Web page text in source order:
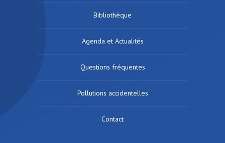
Bibliothèque
Agenda et Actualités
Questions fréquentes
Pollutions accidentelles
Contact